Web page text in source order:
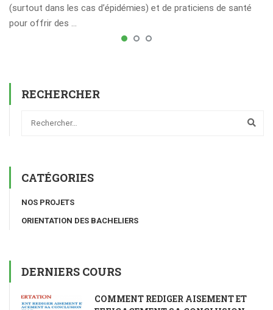
(surtout dans les cas d’épidémies) et de praticiens de santé
pour offrir des …
RECHERCHER
CATÉGORIES
NOS PROJETS
ORIENTATION DES BACHELIERS
DERNIERS COURS
COMMENT REDIGER AISEMENT ET